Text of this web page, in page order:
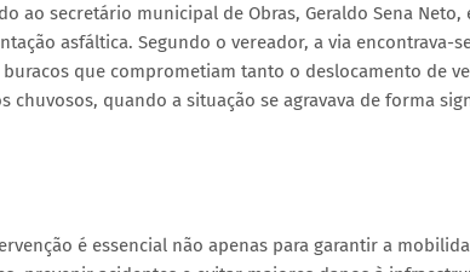
ao secretário municipal de Obras, Geraldo Sena Neto,
asfáltica. Segundo o vereador, a via encontrava-
que comprometiam tanto o deslocamento de
quando a situação se agravava de forma
é essencial não apenas para garantir a